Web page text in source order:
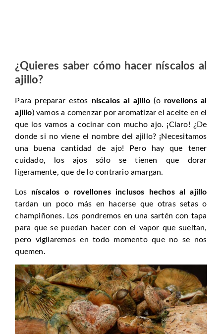
¿Quieres saber cómo hacer níscalos al
ajillo?
Para preparar estos níscalos al ajillo (o rovellons al
ajillo) vamos a comenzar por aromatizar el aceite en el
que los vamos a cocinar con mucho ajo. ¡Claro! ¿De
donde si no viene el nombre del ajillo? ¡Necesitamos
una buena cantidad de ajo! Pero hay que tener
cuidado, los ajos sólo se tienen que dorar
ligeramente, que de lo contrario amargan.
Los níscalos o rovellones inclusos hechos al ajillo
tardan un poco más en hacerse que otras setas o
champiñones. Los pondremos en una sartén con tapa
para que se puedan hacer con el vapor que sueltan,
pero vigilaremos en todo momento que no se nos
quemen.